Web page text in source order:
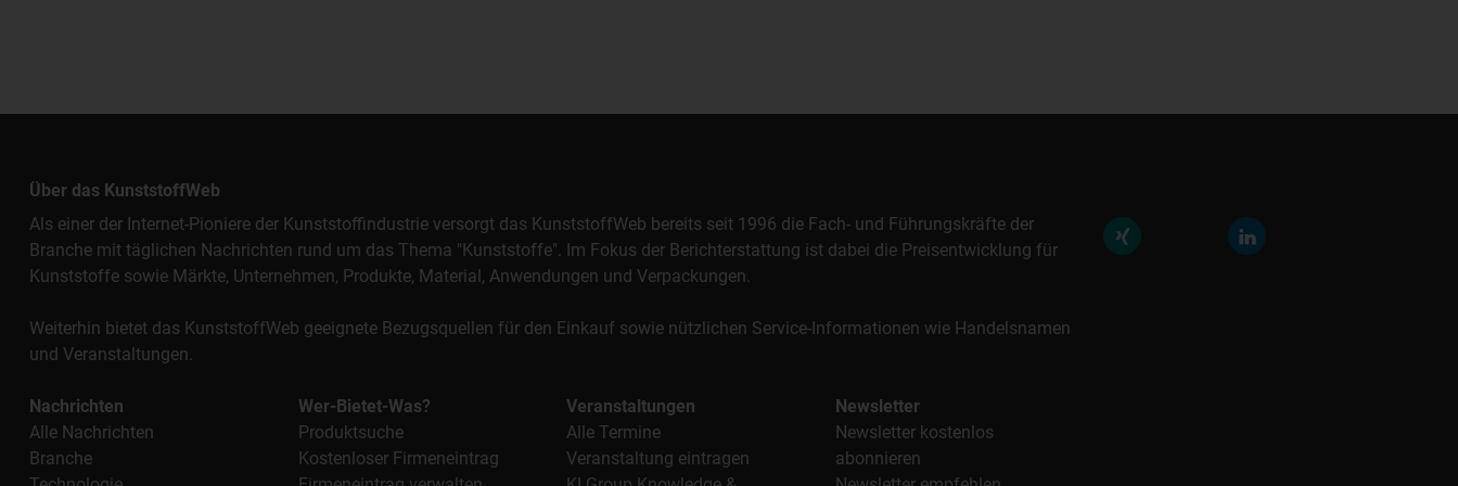
Über das KunststoffWeb
Als einer der Internet-Pioniere der Kunststoffindustrie versorgt das KunststoffWeb bereits seit 1996 die Fach- und Führungskräfte der
Branche mit täglichen Nachrichten rund um das Thema "Kunststoffe". Im Fokus der Berichterstattung ist dabei die Preisentwicklung für
Kunststoffe sowie Märkte, Unternehmen, Produkte, Material, Anwendungen und Verpackungen.
Weiterhin bietet das KunststoffWeb geeignete Bezugsquellen für den Einkauf sowie nützlichen Service-Informationen wie Handelsnamen
und Veranstaltungen.
Nachrichten
Alle Nachrichten
Branche
Wer-Bietet-Was?
Produktsuche
Kostenloser Firmeneintrag
Veranstaltungen
Alle Termine
Veranstaltung eintragen
Newsletter
Newsletter kostenlos
abonnieren